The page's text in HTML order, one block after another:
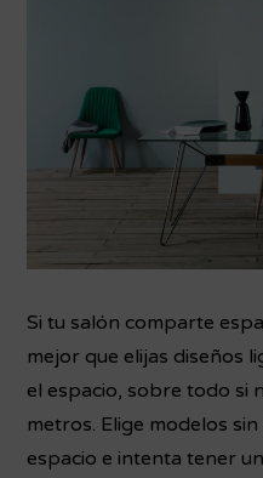
Si tu salón comparte
mejor que elijas diseños
el espacio, sobre todo si
metros. Elige modelos
espacio e intenta tener